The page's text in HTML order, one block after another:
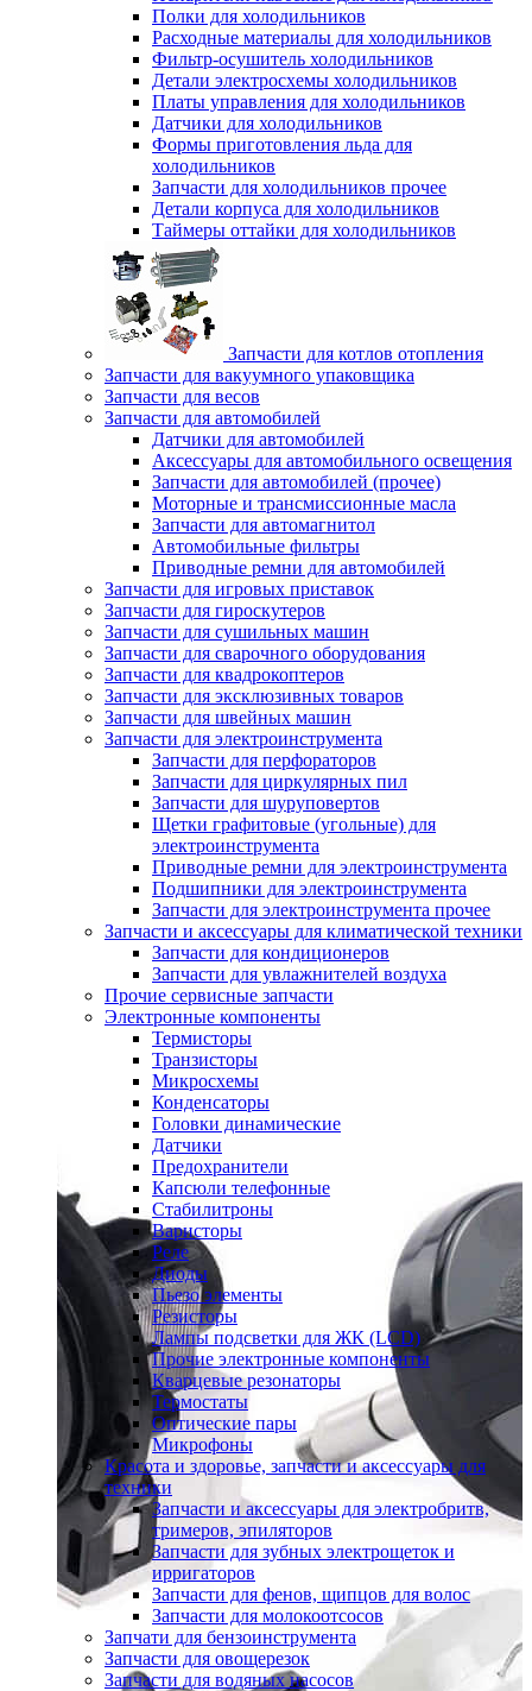
Полки для холодильников
Расходные материалы для холодильников
Фильтр-осушитель холодильников
Детали электросхемы холодильников
Платы управления для холодильников
Датчики для холодильников
Формы приготовления льда для
холодильников
Запчасти для холодильников прочее
Детали корпуса для холодильников
Таймеры оттайки для холодильников
Запчасти для котлов отопления
Запчасти для вакуумного упаковщика
Запчасти для весов
Запчасти для автомобилей
Датчики для автомобилей
Аксессуары для автомобильного освещения
Запчасти для автомобилей (прочее)
Моторные и трансмиссионные масла
Запчасти для автомагнитол
Автомобильные фильтры
Приводные ремни для автомобилей
Запчасти для игровых приставок
Запчасти для гироскутеров
Запчасти для сушильных машин
Запчасти для сварочного оборудования
Запчасти для квадрокоптеров
Запчасти для эксклюзивных товаров
Запчасти для швейных машин
Запчасти для электроинструмента
Запчасти для перфораторов
Запчасти для циркулярных пил
Запчасти для шуруповертов
Щетки графитовые (угольные) для
электроинструмента
Приводные ремни для электроинструмента
Подшипники для электроинструмента
Запчасти для электроинструмента прочее
Запчасти и аксессуары для климатической техники
Запчасти для кондиционеров
Запчасти для увлажнителей воздуха
Прочие сервисные запчасти
Электронные компоненты
Термисторы
Транзисторы
Микросхемы
Конденсаторы
Головки динамические
Датчики
Предохранители
Капсюли телефонные
Стабилитроны
Варисторы
Реле
Диоды
Пьезо элементы
Резисторы
Лампы подсветки для ЖК (LCD)
Прочие электронные компоненты
Кварцевые резонаторы
Термостаты
Оптические пары
Микрофоны
Красота и здоровье, запчасти и аксессуары для
техники
Запчасти и аксессуары для электробритв,
тримеров, эпиляторов
Запчасти для зубных электрощеток и
ирригаторов
Запчасти для фенов, щипцов для волос
Запчасти для молокоотсосов
Запчати для бензоинструмента
Запчасти для овощерезок
Запчасти для водяных насосов